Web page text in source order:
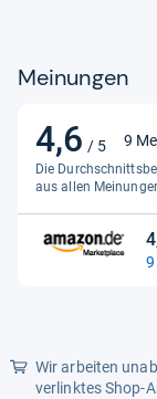
Meinungen
4,6 / 5
4,6
von
5
9
Die
aus allen
Wir arbeiten
verlinktes Shop-